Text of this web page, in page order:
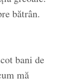
bătrân.
bani de
mă